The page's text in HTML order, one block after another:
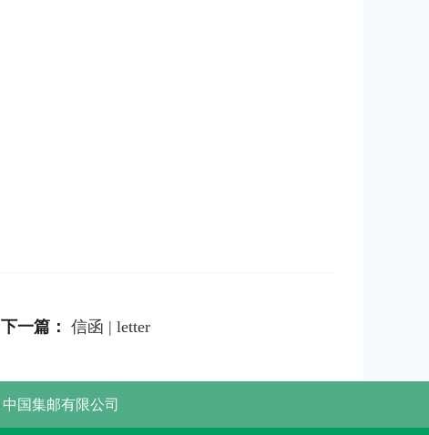
下一篇： 信函 | letter
中国集邮有限公司